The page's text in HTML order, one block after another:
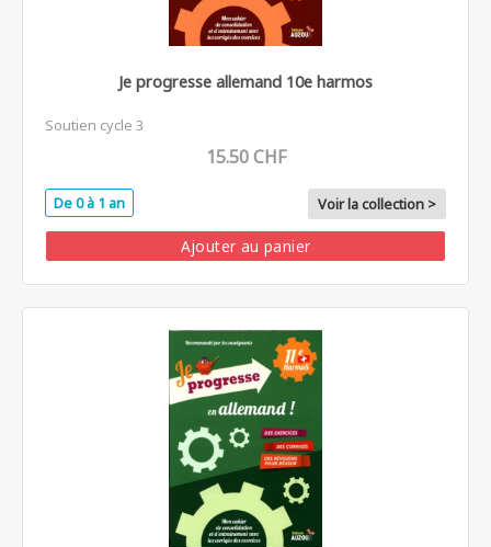
Je progresse allemand 10e harmos
Soutien cycle 3
15.50 CHF
De 0 à 1 an Voir la collection >
Ajouter au panier